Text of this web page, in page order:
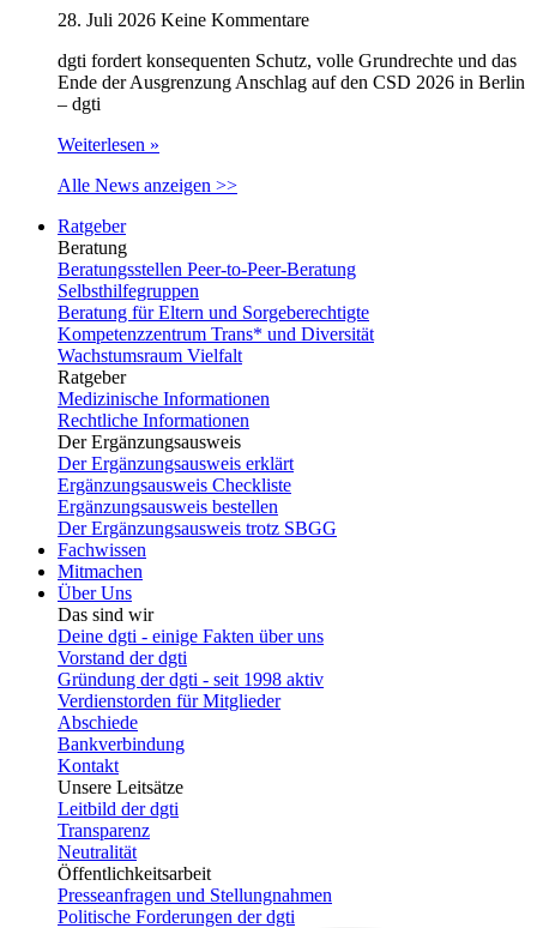
28. Juli 2026 Keine Kommentare
dgti fordert konsequenten Schutz, volle Grundrechte und das
Ende der Ausgrenzung Anschlag auf den CSD 2026 in Berlin
– dgti
Weiterlesen »
Alle News anzeigen >>
Ratgeber
Beratung
Beratungsstellen Peer-to-Peer-Beratung
Selbsthilfegruppen
Beratung für Eltern und Sorgeberechtigte
Kompetenzzentrum Trans* und Diversität
Wachstumsraum Vielfalt
Ratgeber
Medizinische Informationen
Rechtliche Informationen
Der Ergänzungsausweis
Der Ergänzungsausweis erklärt
Ergänzungsausweis Checkliste
Ergänzungsausweis bestellen
Der Ergänzungsausweis trotz SBGG
Fachwissen
Mitmachen
Über Uns
Das sind wir
Deine dgti - einige Fakten über uns
Vorstand der dgti
Gründung der dgti - seit 1998 aktiv
Verdienstorden für Mitglieder
Abschiede
Bankverbindung
Kontakt
Unsere Leitsätze
Leitbild der dgti
Transparenz
Neutralität
Öffentlichkeitsarbeit
Presseanfragen und Stellungnahmen
Politische Forderungen der dgti